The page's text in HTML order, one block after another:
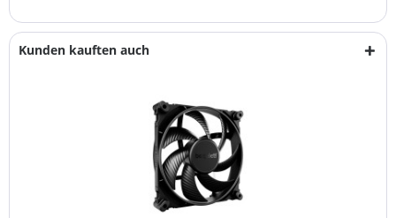
Kunden kauften auch